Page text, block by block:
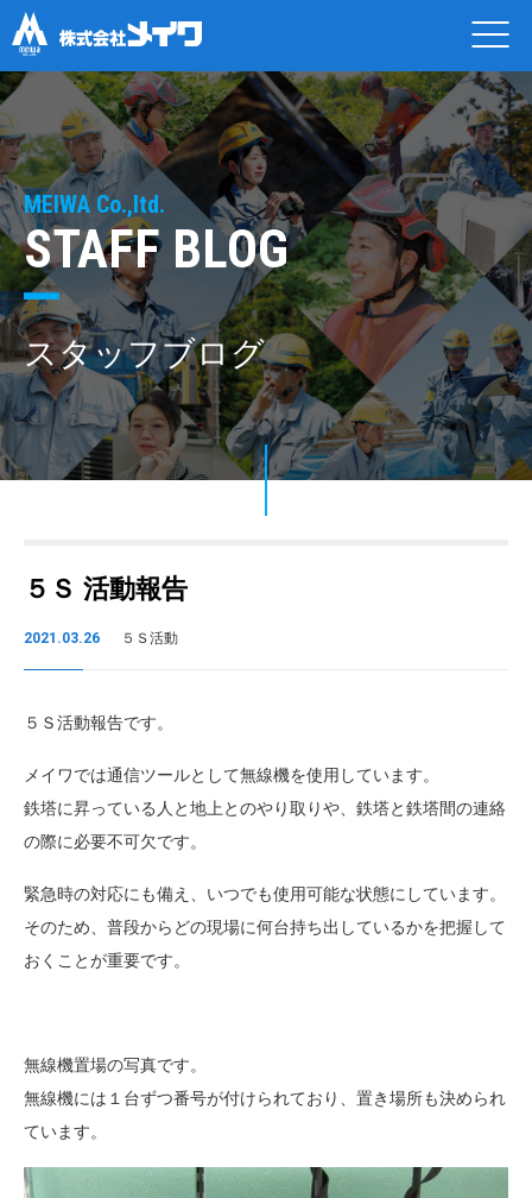
MEIWA Co.,ltd.
STAFF BLOG
スタッフブログ
５Ｓ 活動報告
2021.03.26 ５Ｓ活動
５Ｓ活動報告です。
メイワでは通信ツールとして無線機を使用しています。
鉄塔に昇っている人と地上とのやり取りや、鉄塔と鉄塔間の連絡
の際に必要不可欠です。
緊急時の対応にも備え、いつでも使用可能な状態にしています。
そのため、普段からどの現場に何台持ち出しているかを把握して
おくことが重要です。
無線機置場の写真です。
無線機には１台ずつ番号が付けられており、置き場所も決められ
ています。